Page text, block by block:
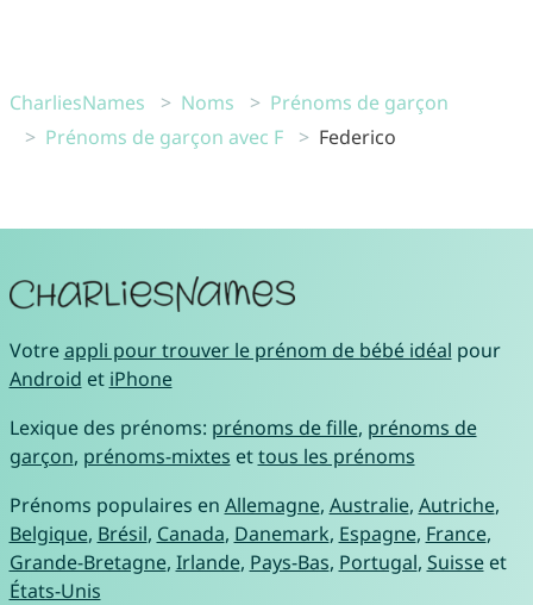
CharliesNames Noms
Prénoms de garçon
Prénoms de garçon avec F
Federico
Votreappli pour trouver le prénom de bébé idéal pour
Android et iPhone
Lexique des prénoms: prénoms de fille, prénoms de
garçon, prénoms-mixtes ettous les prénoms
Prénoms populaires en Allemagne, Australie, Autriche,
Belgique, Brésil, Canada, Danemark, Espagne, France,
Grande-Bretagne, Irlande, Pays-Bas, Portugal, Suisseet
États-Unis